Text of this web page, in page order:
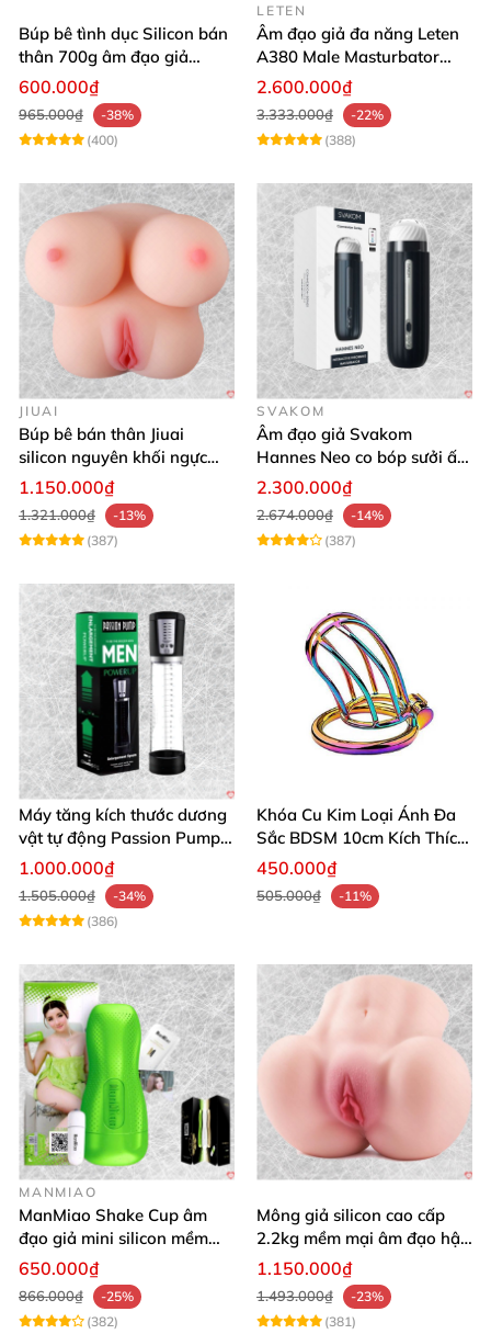
Búp bê tình dục Silicon bán
thân 700g âm đạo giả
nguyên khối giống thật
600.000₫
965.000₫
-38%
(400)
LETEN
Âm đạo giả đa năng Leten
A380 Male Masturbator
Version 4
2.600.000₫
3.333.000₫
-22%
(388)
JIUAI
Búp bê bán thân Jiuai
silicon nguyên khối ngực
âm đạo thật
1.150.000₫
1.321.000₫
-13%
(387)
SVAKOM
Âm đạo giả Svakom
Hannes Neo co bóp sưởi ấm
app điều khiển tiện lợi
2.300.000₫
2.674.000₫
-14%
(387)
Máy tăng kích thước dương
vật tự động Passion Pump
sạc tiện lợi
1.000.000₫
1.505.000₫
-34%
(386)
Khóa Cu Kim Loại Ánh Đa
Sắc BDSM 10cm Kích Thích
Cao
450.000₫
505.000₫ -11%
MANMIAO
ManMiao Shake Cup âm
đạo giả mini silicon mềm
mại kích thích mạnh
650.000₫
866.000₫
-25%
(382)
Mông giả silicon cao cấp
2.2kg mềm mại âm đạo hậu
môn khít
1.150.000₫
1.493.000₫
-23%
(381)